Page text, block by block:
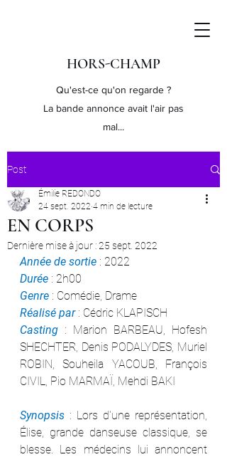
HORS-CHAMP
Qu'est-ce qu'on regarde ?
La bande annonce avait l'air pas
mal...
Post
EN CORPS
Émilie REDONDO
24 sept. 2022 4 min de lecture
Dernière mise à jour :25 sept. 2022
Année de sortie : 2022
Durée : 2h00
Genre : Comédie, Drame
Réalisé par : Cédric KLAPISCH
Casting : Marion BARBEAU, Hofesh
SHECHTER, Denis PODALYDES, Muriel
ROBIN, Souheila YACOUB, François
CIVIL, Pio MARMAÏ, Mehdi BAKI
Synopsis : Lors d'une représentation,
Élise, grande danseuse classique, se
blesse. Les médecins lui annoncent